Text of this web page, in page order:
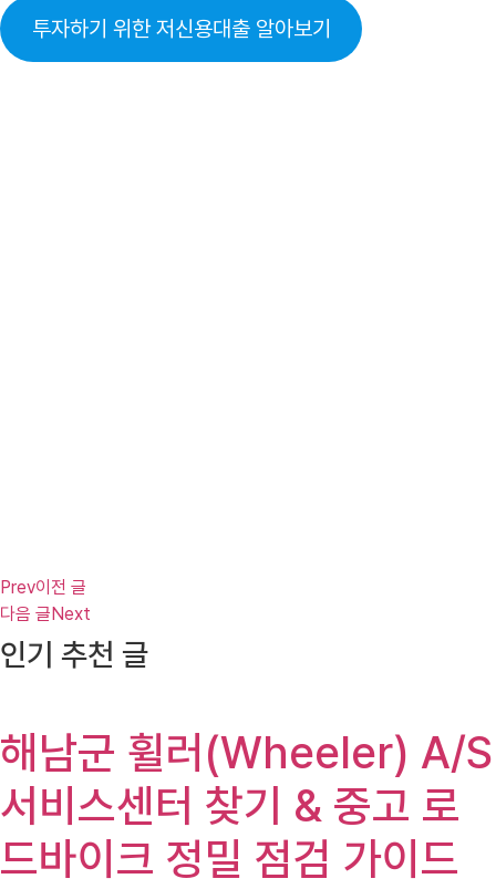
투자하기 위한 저신용대출 알아보기
Prev이전 글
다음 글Next
인기 추천 글
해남군 휠러(Wheeler) A/S
서비스센터 찾기 & 중고 로
드바이크 정밀 점검 가이드